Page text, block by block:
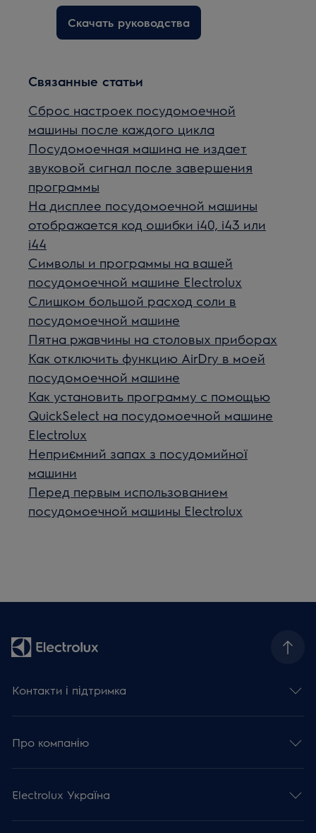
Скачать руководства
Связанные статьи
Сброс настроек посудомоечной
машины после каждого цикла
Посудомоечная машина не издает
звуковой сигнал после завершения
программы
На дисплее посудомоечной машины
отображается код ошибки i40, i43 или
i44
Символы и программы на вашей
посудомоечной машине Electrolux
Слишком большой расход соли в
посудомоечной машине
Пятна ржавчины на столовых приборах
Как отключить функцию AirDry в моей
посудомоечной машине
Как установить программу с помощью
QuickSelect на посудомоечной машине
Electrolux
Неприємний запах з посудомийної
машини
Перед первым использованием
посудомоечной машины Electrolux
Контакти і підтримка
Про компанію
Electrolux Україна